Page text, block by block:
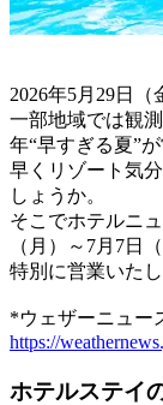
2026年5月29日
一部地域では観
年“早すぎる夏”
早くリゾート気
しょうか。
そこでホテルニ
（月）～7月7日
特別に営業いたし
*ウェザーニュー
https://
ホテルステイ